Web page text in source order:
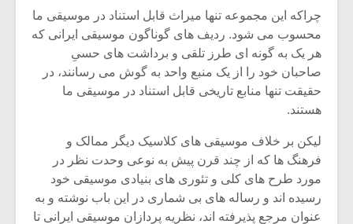
چراکه این مجموعه تنها میراث قابل استناد در موسیقی ما
محسوب می شود. ردیف های گوناگون موسیقی ایرانی که
هر یک به گونه ای طرز تلقی و برداشت های حسیِ
صاحبان خود را از یک منبع واحد به گوش می رسانند، در
حقیقت تنها منابع تاریخی قابل استناد در موسیقی ما
هستند.
لیکن بر خلاف موسیقی های کلاسیک دیگر ممالک و
فرهنگ ها که از چند قرن پیش به نوعی وحدت نظر در
مورد طرح های کلی و تئوری های بنیادی موسیقی خود
رسیده اند و رساله های بی شماری در این باب نوشته و به
عنوان مرجع پذیرفته اند، نظریه پردازانِ موسیقی ایرانی تا
یادداشتی بر موسیقی
متن فیلم «متری
شیش و نیم»
بدنام ترین باش
دوره
موسیقی
برگزار